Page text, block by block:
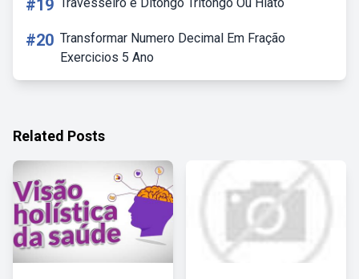
#19
#20 Transformar Numero Decimal Em Fração
Exercicios 5 Ano
Related Posts